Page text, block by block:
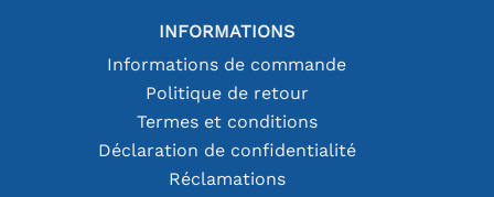
INFORMATIONS
Informations de commande
Politique de retour
Termes et conditions
Déclaration de confidentialité
Réclamations